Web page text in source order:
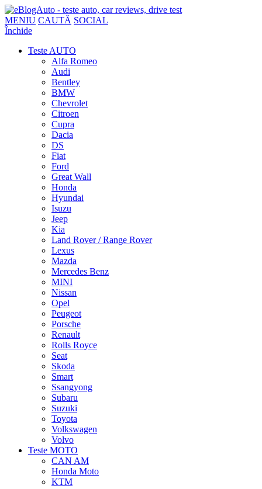
MENIU CAUTĂ SOCIAL
Închide
Teste AUTO
Alfa Romeo
Audi
Bentley
BMW
Chevrolet
Citroen
Cupra
Dacia
DS
Fiat
Ford
Great Wall
Honda
Hyundai
Isuzu
Jeep
Kia
Land Rover / Range Rover
Lexus
Mazda
Mercedes Benz
MINI
Nissan
Opel
Peugeot
Porsche
Renault
Rolls Royce
Seat
Skoda
Smart
Ssangyong
Subaru
Suzuki
Toyota
Volkswagen
Volvo
Teste MOTO
CAN AM
Honda Moto
KTM